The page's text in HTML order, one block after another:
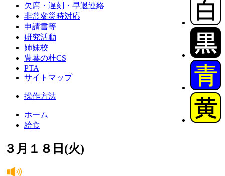
欠席・遅刻・早退連絡
非常変災時対応
申請書等
研究活動
姉妹校
豊葉の杜CS
PTA
サイトマップ
操作方法
ホーム
給食
３月１８日(火)